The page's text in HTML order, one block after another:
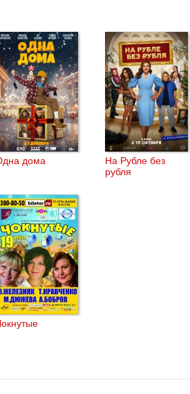
дома
На Рубле без
рубля